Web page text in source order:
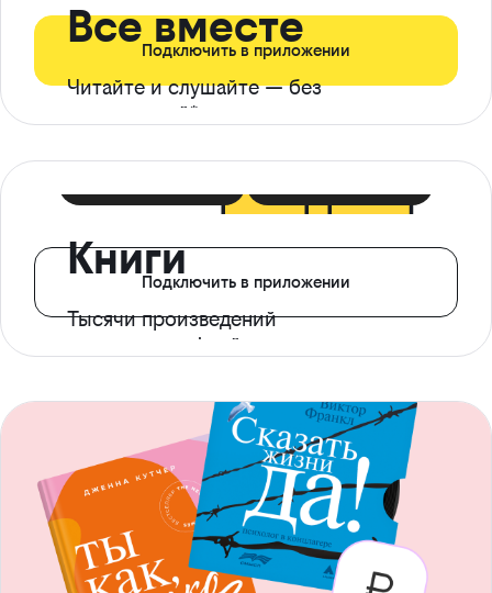
Все вместе
Читайте и слушайте — без
ограничений*
Подключить в приложении
Книги
Тысячи произведений
с доступом офлайн
Подключить в приложении